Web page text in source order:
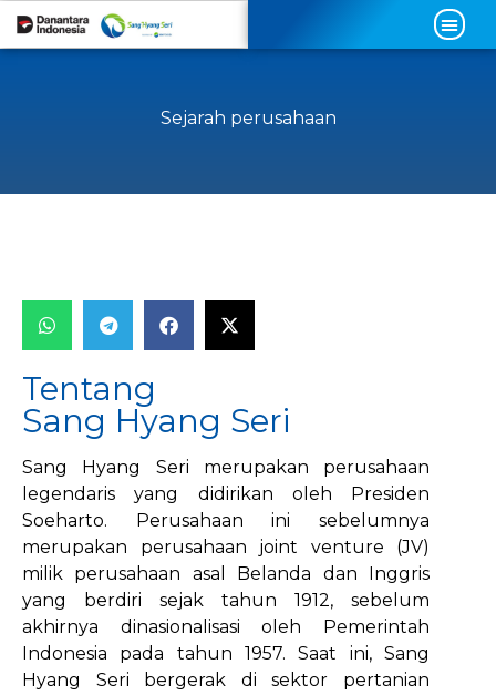
Sejarah perusahaan
Tentang
Sang Hyang Seri
Sang Hyang Seri merupakan perusahaan
legendaris yang didirikan oleh Presiden
Soeharto. Perusahaan ini sebelumnya
merupakan perusahaan joint venture (JV)
milik perusahaan asal Belanda dan Inggris
yang berdiri sejak tahun 1912, sebelum
akhirnya dinasionalisasi oleh Pemerintah
Indonesia pada tahun 1957. Saat ini, Sang
Hyang Seri bergerak di sektor pertanian